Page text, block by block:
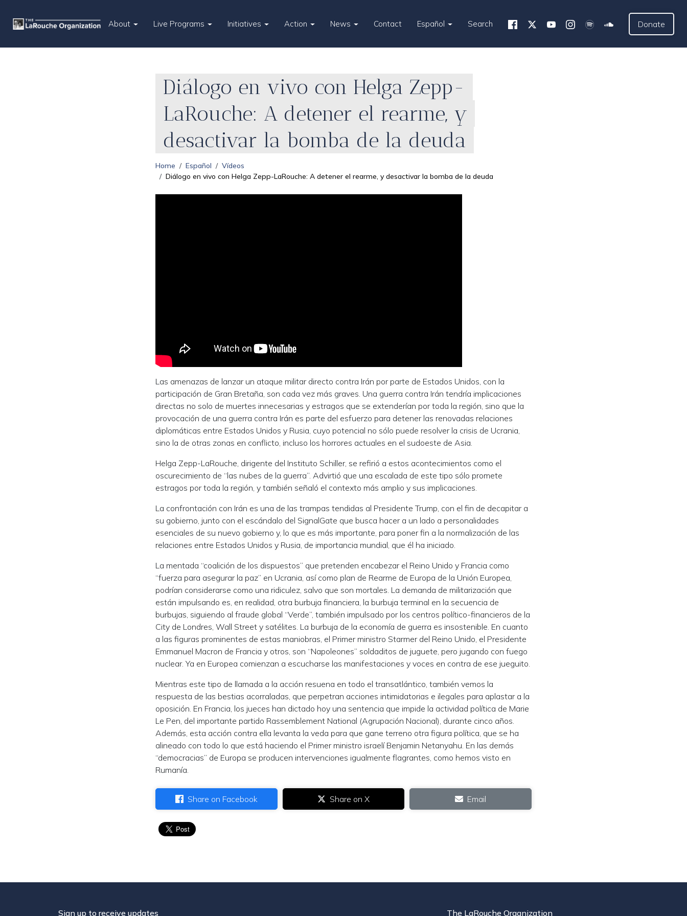
About Live Programs Initiatives Action News Contact Español Search Donate
Diálogo en vivo con Helga Zepp-
LaRouche: A detener el rearme, y
desactivar la bomba de la deuda
Home Español
Vídeos
Diálogo en vivo con Helga Zepp-LaRouche: A detener el rearme, y desactivar la bomba de la deuda
Las amenazas de lanzar un ataque militar directo contra Irán por parte de Estados Unidos, con la
participación de Gran Bretaña, son cada vez más graves. Una guerra contra Irán tendría implicaciones
directas no solo de muertes innecesarias y estragos que se extenderían por toda la región, sino que la
provocación de una guerra contra Irán es parte del esfuerzo para detener las renovadas relaciones
diplomáticas entre Estados Unidos y Rusia, cuyo potencial no sólo puede resolver la crisis de Ucrania,
sino la de otras zonas en conflicto, incluso los horrores actuales en el sudoeste de Asia.
Helga Zepp-LaRouche, dirigente del Instituto Schiller, se refirió a estos acontecimientos como el
oscurecimiento de “las nubes de la guerra”. Advirtió que una escalada de este tipo sólo promete
estragos por toda la región, y también señaló el contexto más amplio y sus implicaciones.
La confrontación con Irán es una de las trampas tendidas al Presidente Trump, con el fin de decapitar a
su gobierno, junto con el escándalo del SignalGate que busca hacer a un lado a personalidades
esenciales de su nuevo gobierno y, lo que es más importante, para poner fin a la normalización de las
relaciones entre Estados Unidos y Rusia, de importancia mundial, que él ha iniciado.
La mentada “coalición de los dispuestos” que pretenden encabezar el Reino Unido y Francia como
“fuerza para asegurar la paz” en Ucrania, así como plan de Rearme de Europa de la Unión Europea,
podrían considerarse como una ridiculez, salvo que son mortales. La demanda de militarización que
están impulsando es, en realidad, otra burbuja financiera, la burbuja terminal en la secuencia de
burbujas, siguiendo al fraude global “Verde”, también impulsado por los centros político-financieros de la
City de Londres, Wall Street y satélites. La burbuja de la economía de guerra es insostenible. En cuanto
a las figuras prominentes de estas maniobras, el Primer ministro Starmer del Reino Unido, el Presidente
Emmanuel Macron de Francia y otros, son “Napoleones” soldaditos de juguete, pero jugando con fuego
nuclear. Ya en Europea comienzan a escucharse las manifestaciones y voces en contra de ese jueguito.
Mientras este tipo de llamada a la acción resuena en todo el transatlántico, también vemos la
respuesta de las bestias acorraladas, que perpetran acciones intimidatorias e ilegales para aplastar a la
oposición. En Francia, los jueces han dictado hoy una sentencia que impide la actividad política de Marie
Le Pen, del importante partido Rassemblement National (Agrupación Nacional), durante cinco años.
Además, esta acción contra ella levanta la veda para que gane terreno otra figura política, que se ha
alineado con todo lo que está haciendo el Primer ministro israelí Benjamin Netanyahu. En las demás
“democracias” de Europa se producen intervenciones igualmente flagrantes, como hemos visto en
Rumanía.
Share on Facebook Share on X Email
Sign up to receive updates The LaRouche Organization